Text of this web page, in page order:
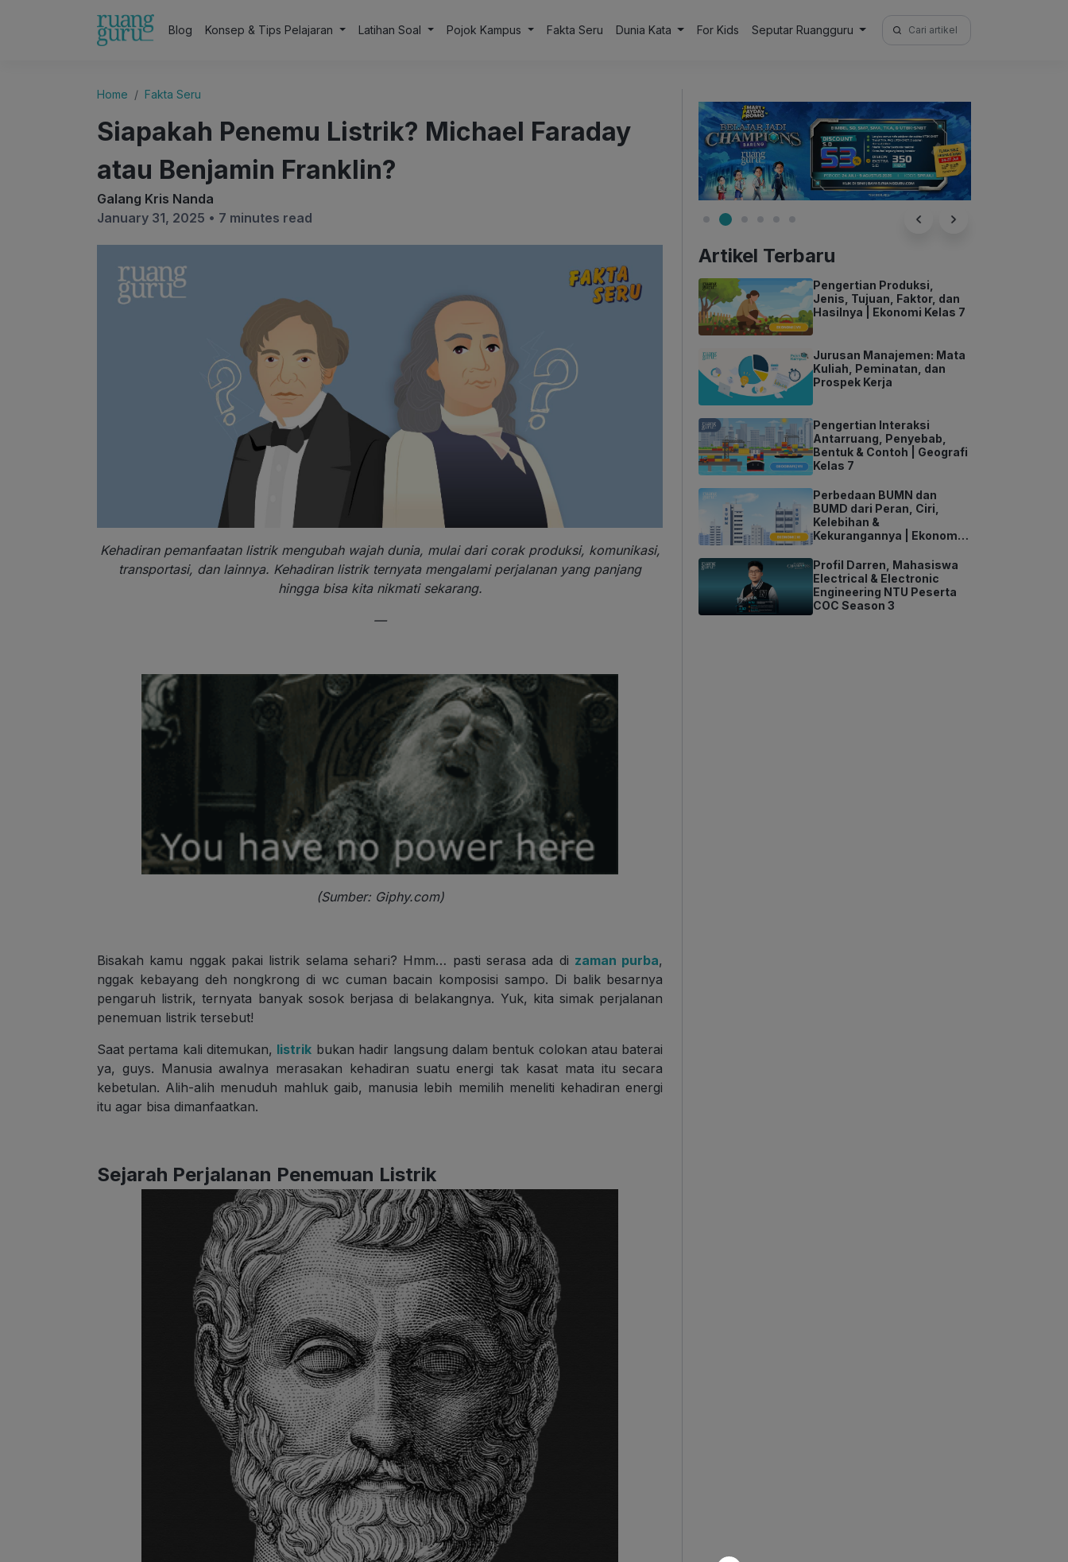
Blog Konsep & Tips Pelajaran Latihan Soal Pojok Kampus Fakta Seru Dunia Kata For Kids Seputar Ruangguru
Search
for:
Home Fakta Seru
Siapakah Penemu Listrik? Michael Faraday
atau Benjamin Franklin?
Galang Kris Nanda
January 31, 2025 • 7 minutes read
Kehadiran pemanfaatan listrik mengubah wajah dunia, mulai dari corak produksi, komunikasi,
transportasi, dan lainnya. Kehadiran listrik ternyata mengalami perjalanan yang panjang
hingga bisa kita nikmati sekarang.
—
(Sumber: Giphy.com)
Bisakah kamu nggak pakai listrik selama sehari? Hmm… pasti serasa ada di zaman purba,
nggak kebayang deh nongkrong di wc cuman bacain komposisi sampo. Di balik besarnya
pengaruh listrik, ternyata banyak sosok berjasa di belakangnya. Yuk, kita simak perjalanan
penemuan listrik tersebut!
Saat pertama kali ditemukan, listrik bukan hadir langsung dalam bentuk colokan atau baterai
ya, guys. Manusia awalnya merasakan kehadiran suatu energi tak kasat mata itu secara
kebetulan. Alih-alih menuduh mahluk gaib, manusia lebih memilih meneliti kehadiran energi
itu agar bisa dimanfaatkan.
Sejarah Perjalanan Penemuan Listrik
Artikel Terbaru
Pengertian Produksi,
Jenis, Tujuan, Faktor, dan
Hasilnya | Ekonomi Kelas 7
Jurusan Manajemen: Mata
Kuliah, Peminatan, dan
Prospek Kerja
Pengertian Interaksi
Antarruang, Penyebab,
Bentuk & Contoh | Geografi
Kelas 7
Perbedaan BUMN dan
BUMD dari Peran, Ciri,
Kelebihan &
Kekurangannya | Ekonomi
Profil Darren, Mahasiswa
Electrical & Electronic
Engineering NTU Peserta
COC Season 3